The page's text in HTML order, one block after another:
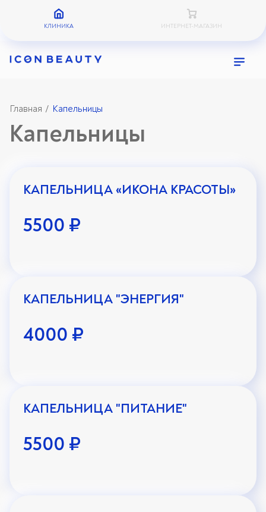
КЛИНИКА ИНТЕРНЕТ-МАГАЗИН
Главная / Капельницы
Капельницы
КАПЕЛЬНИЦА «ИКОНА КРАСОТЫ»
5500 ₽
КАПЕЛЬНИЦА "ЭНЕРГИЯ"
4000 ₽
КАПЕЛЬНИЦА "ПИТАНИЕ"
5500 ₽